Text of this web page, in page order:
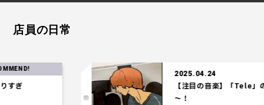
店員の日常
2025.04.24
【注目の音楽】「Tele」の時代がやって
～！